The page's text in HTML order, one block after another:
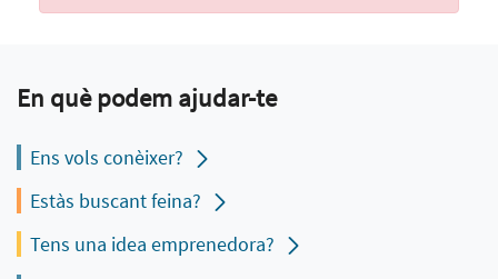
En què podem ajudar-te
Ens vols conèixer?
Estàs buscant feina?
Tens una idea emprenedora?